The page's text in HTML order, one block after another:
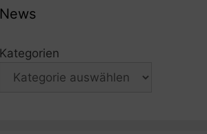
News
Kategorien